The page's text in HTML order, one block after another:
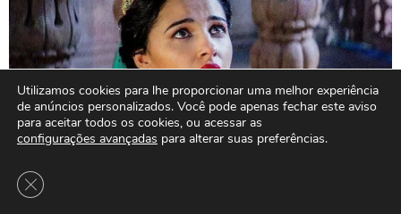
Utilizamos cookies para lhe proporcionar uma melhor experiência
de anúncios personalizados. Você pode apenas fechar este aviso
para aceitar todos os cookies, ou acessar as
configurações avançadas para alterar suas preferências.
Close GDPR Cookie Banner